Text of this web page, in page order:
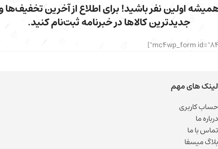
اولین نفر باشید! برای اطلاع از آخرین تخفیف‌ها
جدیدترین کالاها در خبرنامه ثبت‌نام کنید.
لینک های مهم
حساب کاربری
درباره ما
تماس با ما
بلاگ میسفا